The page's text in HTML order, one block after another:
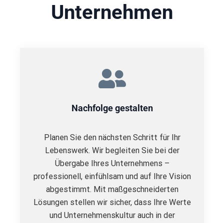
Unternehmen
Nachfolge gestalten
Planen Sie den nächsten Schritt für Ihr
Lebenswerk. Wir begleiten Sie bei der
Übergabe Ihres Unternehmens –
professionell, einfühlsam und auf Ihre Vision
abgestimmt. Mit maßgeschneiderten
Lösungen stellen wir sicher, dass Ihre Werte
und Unternehmenskultur auch in der